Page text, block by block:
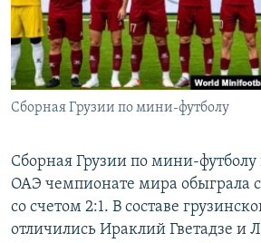
СПОРТ
МИР
БЛОГИ
ГОЛОСА
ЧИТАЕМ ПРЕССУ
АРХИВ РАДИОПРОГРАММЫ
Все сайты РСЕ/РС
Сборная Грузии по мини-футболу
Сборная Грузии по мини-
ОАЭ чемпионате мира обыграла
со счетом 2:1. В составе
отличились Ираклий Гветадзе и